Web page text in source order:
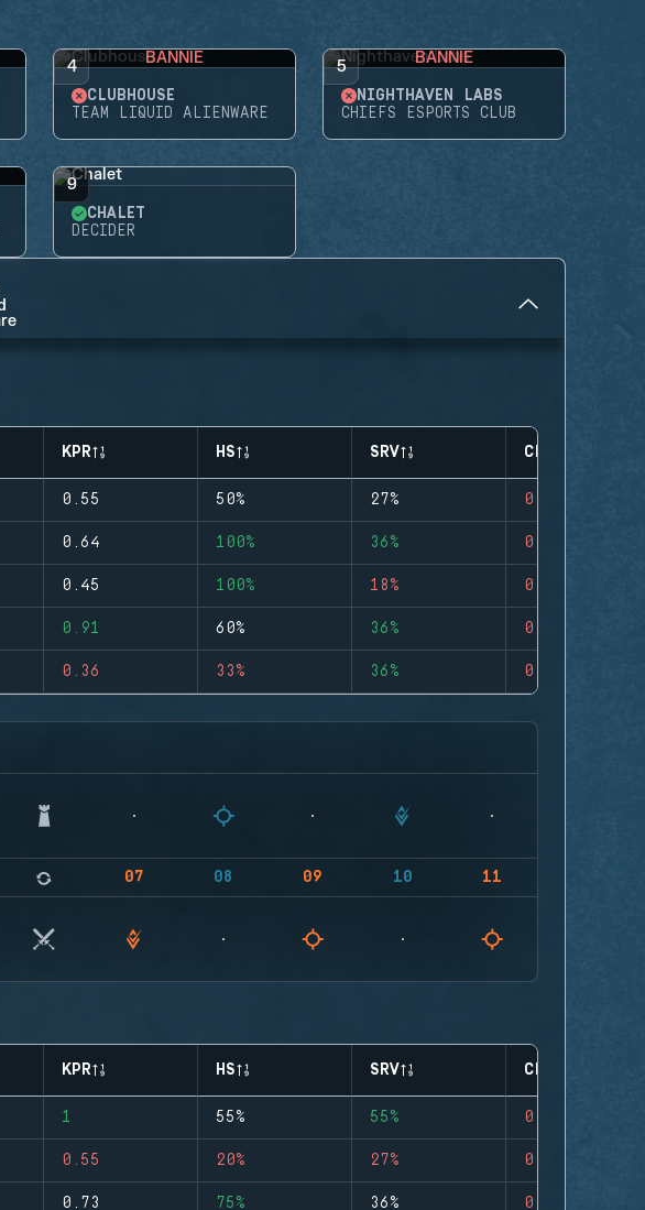
4 BANNIE
CLUBHOUSE
TEAM LIQUID ALIENWARE
5 BANNIE
NIGHTHAVEN LABS
CHIEFS ESPORTS CLUB
9
CHALET
DECIDER
KPR HS SRV CLUTCHES
0.55 50% 27% 0
0.64 100% 36% 0
0.45 100% 18% 0
0.91 60% 36% 0
0.36 33% 36% 0
07 08 09 10 11
KPR HS SRV CLUTCHES
1 55% 55% 0
0.55 20% 27% 0
0.73 75% 36% 0